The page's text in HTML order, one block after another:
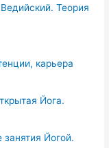
Теория
карьера
Йога.
Йогой.